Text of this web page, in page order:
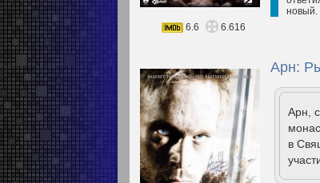
новый.
6.6
6.616
Арн:
Арн,
в